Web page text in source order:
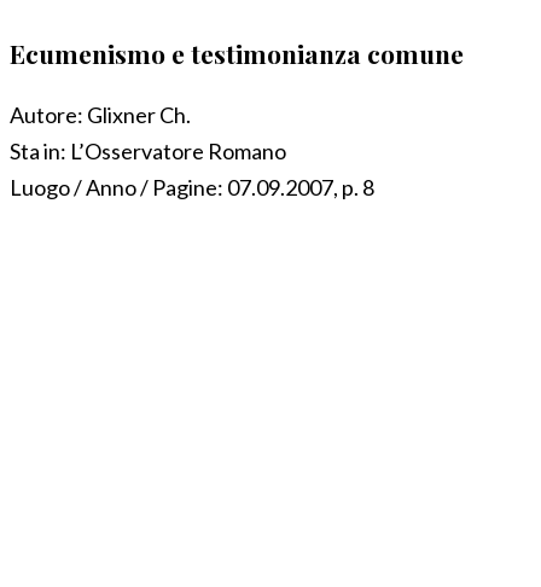
Ecumenismo e testimonianza comune
Autore: Glixner Ch.
Sta in: L’Osservatore Romano
Luogo / Anno / Pagine: 07.09.2007, p. 8